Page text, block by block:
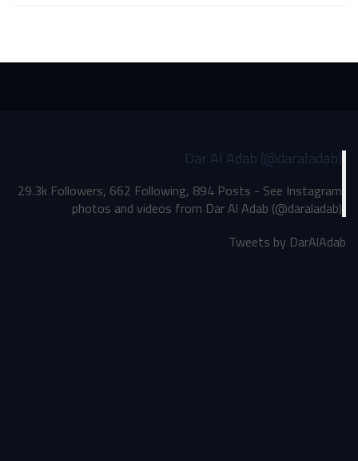
Dar Al Adab (@daraladab)
29.3k Followers, 662 Following, 894 Posts - See Instagram
photos and videos from Dar Al Adab (@daraladab)
Tweets by DarAlAdab